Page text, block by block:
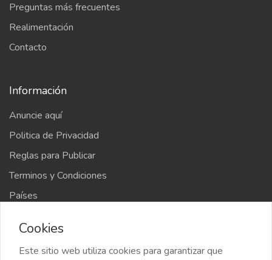
Preguntas más frecuentes
Realimentación
Contacto
Información
Anuncie aquí
Politica de Privacidad
Reglas para Publicar
Terminos y Condiciones
Países
Cookies
Este sitio web utiliza cookies para garantizar que